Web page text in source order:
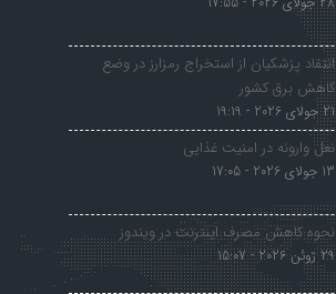
انتقاد پزشکیان از استخراج رمزارز در وضع
کاهش برق کشور
21 جولای 2026 - 19:19
نعل وارونه در امنیت غذایی
13 جولای 2026 - 17:05
نحوه کاهش مصرف اینترنت در ویندوز
29 ژوئن 2026 - 15:07